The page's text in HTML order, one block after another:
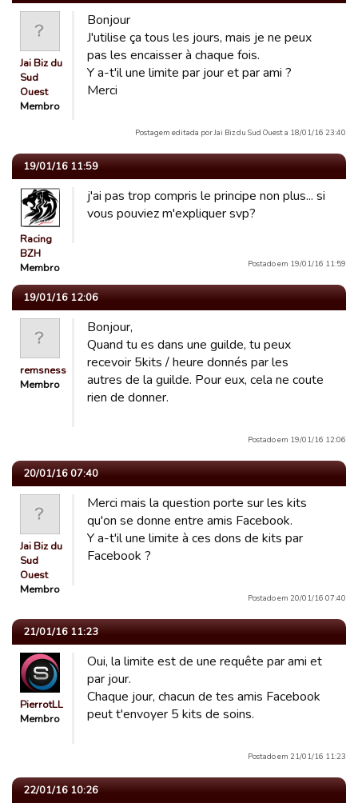
Jai Biz du
Sud
Ouest
Membro
Bonjour
J'utilise ça tous les jours, mais je ne peux
pas les encaisser à chaque fois.
Y a-t'il une limite par jour et par ami ?
Merci
Postagem editada por Jai Biz du Sud Ouest a 18/01/16 23:40
19/01/16 11:59
Racing
BZH
Membro
j'ai pas trop compris le principe non plus... si
vous pouviez m'expliquer svp?
Postado em 19/01/16 11:59
19/01/16 12:06
remsness
Membro
Bonjour,
Quand tu es dans une guilde, tu peux
recevoir 5kits / heure donnés par les
autres de la guilde. Pour eux, cela ne coute
rien de donner.
Postado em 19/01/16 12:06
20/01/16 07:40
Jai Biz du
Sud
Ouest
Membro
Merci mais la question porte sur les kits
qu'on se donne entre amis Facebook.
Y a-t'il une limite à ces dons de kits par
Facebook ?
Postado em 20/01/16 07:40
21/01/16 11:23
PierrotLL
Membro
Oui, la limite est de une requête par ami et
par jour.
Chaque jour, chacun de tes amis Facebook
peut t'envoyer 5 kits de soins.
Postado em 21/01/16 11:23
22/01/16 10:26